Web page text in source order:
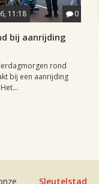
11:18 0
bij aanrijding
rond
bij een aanrijding
Sleutelstad